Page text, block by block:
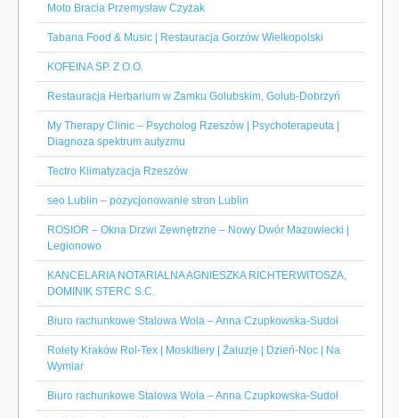
Moto Bracia Przemysław Czyżak
Tabana Food & Music | Restauracja Gorzów Wielkopolski
KOFEINA SP. Z O.O.
Restauracja Herbarium w Zamku Golubskim, Golub-Dobrzyń
My Therapy Clinic – Psycholog Rzeszów | Psychoterapeuta |
Diagnoza spektrum autyzmu
Tectro Klimatyzacja Rzeszów
seo Lublin – pozycjonowanie stron Lublin
ROSIOR – Okna Drzwi Zewnętrzne – Nowy Dwór Mazowiecki |
Legionowo
KANCELARIA NOTARIALNA AGNIESZKA RICHTERWITOSZA,
DOMINIK STERC S.C.
Biuro rachunkowe Stalowa Wola – Anna Czupkowska-Sudoł
Rolety Kraków Rol-Tex | Moskitiery | Żaluzje | Dzień-Noc | Na
Wymiar
Biuro rachunkowe Stalowa Wola – Anna Czupkowska-Sudoł